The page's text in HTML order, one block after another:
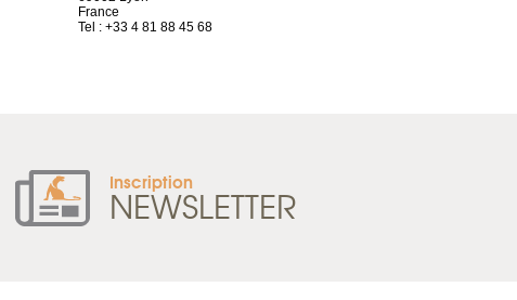
France
Tel : +33 4 81 88 45 68
Inscription
NEWSLETTER